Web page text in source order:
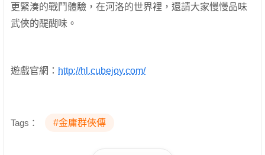
更緊湊的戰鬥體驗，在河洛的世界裡，還請大家慢慢品味
武俠的醍醐味。
遊戲官網： http://hl.cubejoy.com/
Tags： #金庸群俠傳